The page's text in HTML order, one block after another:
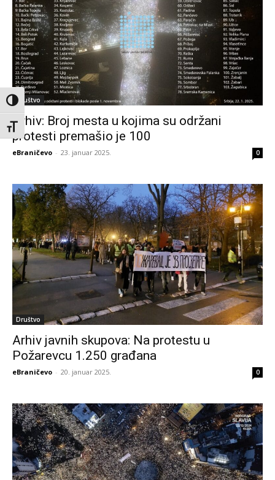
Toggle High Contrast
Toggle Font size
Društvo
Arhiv: Broj mesta u kojima su održani
protesti premašio je 100
eBraničevo - 23. januar 2025. 0
Društvo
Arhiv javnih skupova: Na protestu u
Požarevcu 1.250 građana
eBraničevo - 20. januar 2025. 0